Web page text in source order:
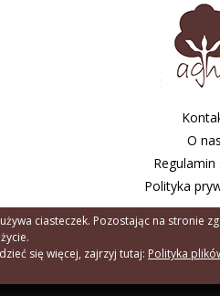
O nas
Regulamin
Polityka
Copyright © 2026 -
ciasteczek. Pozostając na stronie
się więcej, zajrzyj tutaj: Polityka